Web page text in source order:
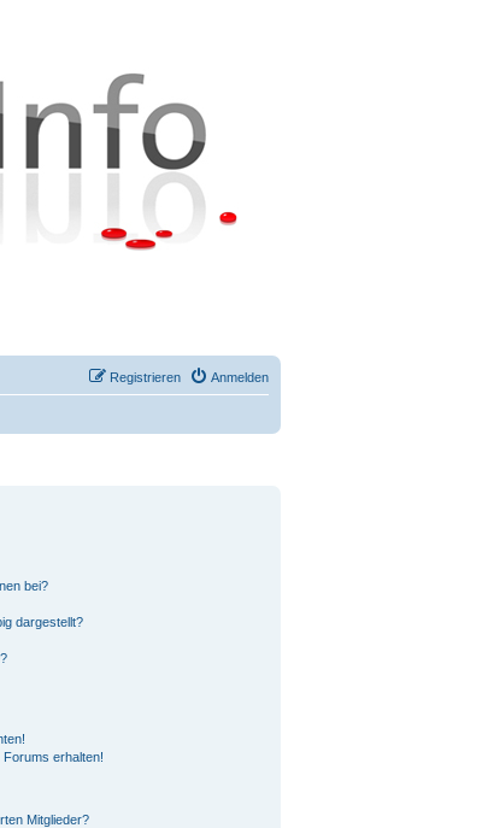
Anmelden
Registrieren
bei?
dargestellt?
Forums erhalten!
Mitglieder?